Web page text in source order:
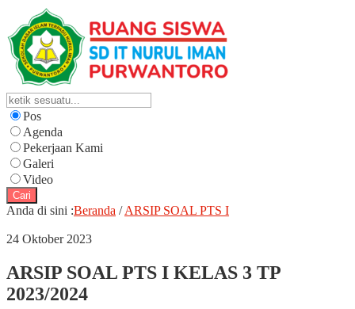
Pos
Agenda
Pekerjaan Kami
Galeri
Video
Cari
Anda di sini :Beranda /ARSIP SOAL PTS I
24 Oktober 2023
ARSIP SOAL PTS I KELAS 3 TP
2023/2024